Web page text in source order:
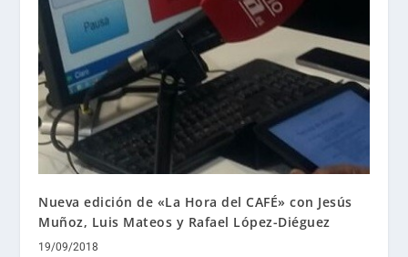
Nueva edición de «La Hora del CAFÉ» con Jesús
Muñoz, Luis Mateos y Rafael López-Diéguez
19/09/2018